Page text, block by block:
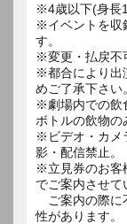
※4歳以下(身長
※イベントを収
す。
※変更・払戻不
※都合により出
めご了承下さい
※劇場内での飲
ボトルの飲物の
※ビデオ・カメ
影・配信禁止。
※立見券のお客
でご案内させて
ご案内の際に
性があります。